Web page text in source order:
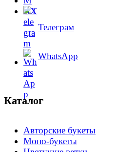
Телеграм
WhatsApp
Каталог
Авторские букеты
Моно-букеты